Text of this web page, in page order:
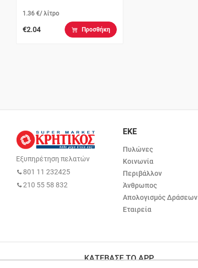
1.36 €/ λίτρο
€2.04 Προσθήκη
Εξυπηρέτηση πελατών
801 11 232425
210 55 58 832
ΕΚΕ
Πυλώνες
Κοινωνία
Περιβάλλον
Άνθρωπος
Απολογισμός Δράσεων
Εταιρεία
ΚΑΤΕΒΑΣΕ ΤΟ APP